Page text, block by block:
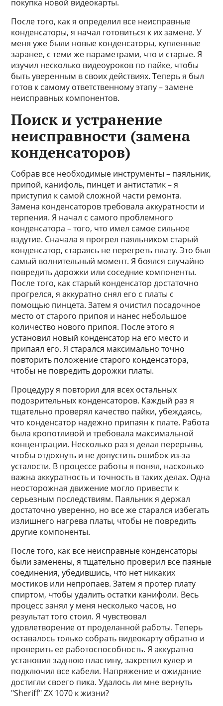
покупка новой видеокарты.
После того, как я определил все неисправные
конденсаторы, я начал готовиться к их замене. У
меня уже были новые конденсаторы, купленные
заранее, с теми же параметрами, что и старые. Я
изучил несколько видеоуроков по пайке, чтобы
быть уверенным в своих действиях. Теперь я был
готов к самому ответственному этапу – замене
неисправных компонентов.
Поиск и устранение
неисправности (замена
конденсаторов)
Собрав все необходимые инструменты – паяльник,
припой, канифоль, пинцет и антистатик – я
приступил к самой сложной части ремонта.
Замена конденсаторов требовала аккуратности и
терпения. Я начал с самого проблемного
конденсатора – того, что имел самое сильное
вздутие. Сначала я прогрел паяльником старый
конденсатор, стараясь не перегреть плату. Это был
самый волнительный момент. Я боялся случайно
повредить дорожки или соседние компоненты.
После того, как старый конденсатор достаточно
прогрелся, я аккуратно снял его с платы с
помощью пинцета. Затем я очистил посадочное
место от старого припоя и нанес небольшое
количество нового припоя. После этого я
установил новый конденсатор на его место и
припаял его. Я старался максимально точно
повторить положение старого конденсатора,
чтобы не повредить дорожки платы.
Процедуру я повторил для всех остальных
подозрительных конденсаторов. Каждый раз я
тщательно проверял качество пайки, убеждаясь,
что конденсатор надежно припаян к плате. Работа
была кропотливой и требовала максимальной
концентрации. Несколько раз я делал перерывы,
чтобы отдохнуть и не допустить ошибок из-за
усталости. В процессе работы я понял, насколько
важна аккуратность и точность в таких делах. Одна
неосторожная движение могло привести к
серьезным последствиям. Паяльник я держал
достаточно уверенно, но все же старался избегать
излишнего нагрева платы, чтобы не повредить
другие компоненты.
После того, как все неисправные конденсаторы
были заменены, я тщательно проверил все паяные
соединения, убедившись, что нет никаких
мостиков или непропаев. Затем я протер плату
спиртом, чтобы удалить остатки канифоли. Весь
процесс занял у меня несколько часов, но
результат того стоил. Я чувствовал
удовлетворение от проделанной работы. Теперь
оставалось только собрать видеокарту обратно и
проверить ее работоспособность. Я аккуратно
установил заднюю пластину, закрепил кулер и
подключил все кабели. Напряжение и ожидание
достигли своего пика. Удалось ли мне вернуть
"Sheriff" ZX 1070 к жизни?